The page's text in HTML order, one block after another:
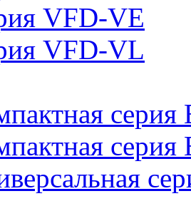
VFD-VE
VFD-VL
серия